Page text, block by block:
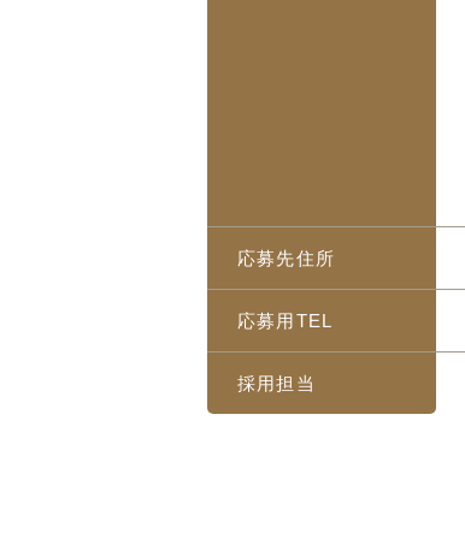
応募先住所
応募用TEL
採用担当